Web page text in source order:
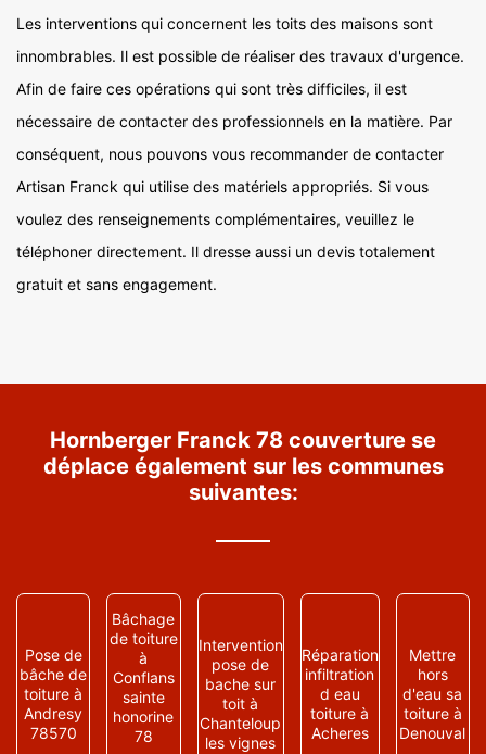
Les interventions qui concernent les toits des maisons sont
innombrables. Il est possible de réaliser des travaux d'urgence.
Afin de faire ces opérations qui sont très difficiles, il est
nécessaire de contacter des professionnels en la matière. Par
conséquent, nous pouvons vous recommander de contacter
Artisan Franck qui utilise des matériels appropriés. Si vous
voulez des renseignements complémentaires, veuillez le
téléphoner directement. Il dresse aussi un devis totalement
gratuit et sans engagement.
Hornberger Franck 78 couverture se
déplace également sur les communes
suivantes:
Pose de
bâche de
toiture à
Andresy
78570
Bâchage
de toiture
à
Conflans
sainte
honorine
78
Intervention
pose de
bache sur
toit à
Chanteloup
les vignes
Réparation
infiltration
d eau
toiture à
Acheres
Mettre
hors
d'eau sa
toiture à
Denouval